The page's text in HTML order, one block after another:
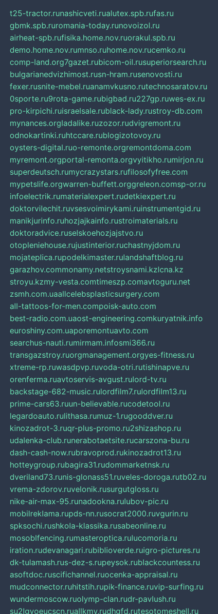
t25-tractor.runashicveti.rualutex.spb.rufas.ru
gbmk.spb.ruromania-today.runovoizol.ru
airheat-spb.rufisika.home.nov.ruorakul.spb.ru
demo.home.nov.rumnso.ruhome.nov.rucemko.ru
comp-land.org7gazet.rubicom-oil.rusuperiorsearch.ru
bulgarianedvizhimost.rusn-hram.rusenovosti.ru
fexer.rusnite-mebel.ruanamvkusno.rutechnosaratov.ru
0sporte.ru9rota-game.rubigbad.ru227gp.ruwes-ex.ru
pro-kirpichi.ruisraelsale.rublack-lady.rustroy-db.com
mynances.orgladalike.ruzozor.rudvigremont.ru
odnokartinki.ruhtccare.rublogizotovoy.ru
oysters-digital.ruo-remonte.orgremontdoma.com
myremont.orgportal-remonta.orgvyitikho.rumirjon.ru
superdeutsch.rumycrazystars.rufilosofyfree.com
mypetslife.orgwarren-buffett.orggreleon.comsp-or.ru
infoelectrik.rumaterialexpert.rudetkiexpert.ru
doktorvilechit.ruvsesvoimirykami.ruinstrumentgid.ru
manikjurinfo.ruhozjajkainfo.rustroimaterials.ru
doktoradvice.ruselskoehozjajstvo.ru
otopleniehouse.rujustinterior.ruchastnyjdom.ru
mojateplica.rupodelkimaster.rulandshaftblog.ru
garazhov.commonamy.netstroysnami.kzlcna.kz
stroyu.kzmy-vesta.comtimeszp.comavtoguru.net
zsmh.com.uaallcelebsplasticsurgery.com
all-tattoos-for-men.compoisk-auto.com
best-radio.com.uaost-engineering.comkuryatnik.info
euroshiny.com.uaporemontuavto.com
searchus-nauti.rumirmam.infosmi366.ru
transgazstroy.ruorgmanagement.orgyes-fitness.ru
xtreme-rp.ruwasdpvp.ruvoda-otri.rutishinapve.ru
orenferma.ruavtoservis-avgust.rulord-tv.ru
backstage-682-music.rulordfilm7.rulordfilm13.ru
prime-cars63.ruun-believable.rucodetool.ru
legardoauto.rulithasa.rumuz-1.rugooddver.ru
kinozadrot-3.ruqr-plus-promo.ru2shizashop.ru
udalenka-club.runerabotaetsite.rucarszona-bu.ru
dash-cash-now.rubravoprod.rukinozadrot13.ru
hotteygroup.rubagira31.rudommarketnsk.ru
dveriland73.runis-glonass51.ruveles-doroga.rutb02.ru
vrema-zdorov.ruvelonik.rusurgutgloss.ru
nike-air-max-95.runadookna.rulubov-pic.ru
mobilreklama.rupds-nn.rusocrat2000.ruvgurin.ru
spksochi.rushkola-klassika.rusabeonline.ru
mosoblfencing.rumasteroptica.rulucomoria.ru
iration.rudevanagari.rubiblioverde.ruigro-pictures.ru
dk-tulamash.rus-dez-s.rupeysok.rublackcountess.ru
asoftdoc.ruscifichannel.ruocenka-appraisal.ru
mudconnector.ruhitstih.rupik-finance.ruvip-surfing.ru
wundermoscow.ruolymp-clan.rudr-pavlush.ru
su2lgyoeucscn.ruallkmv.rudhgfd.rutesotomeshell.ru